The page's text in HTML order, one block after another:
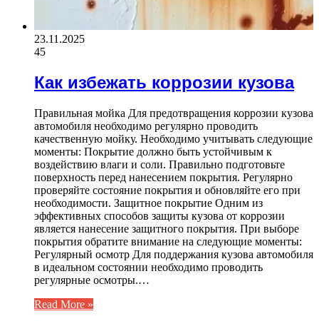
23.11.2025
45
Как избежать коррозии кузова
Правильная мойка Для предотвращения коррозии кузова
автомобиля необходимо регулярно проводить
качественную мойку. Необходимо учитывать следующие
моменты: Покрытие должно быть устойчивым к
воздействию влаги и соли. Правильно подготовьте
поверхность перед нанесением покрытия. Регулярно
проверяйте состояние покрытия и обновляйте его при
необходимости. Защитное покрытие Одним из
эффективных способов защиты кузова от коррозии
является нанесение защитного покрытия. При выборе
покрытия обратите внимание на следующие моменты:
Регулярный осмотр Для поддержания кузова автомобиля
в идеальном состоянии необходимо проводить
регулярные осмотры.…
Read More »